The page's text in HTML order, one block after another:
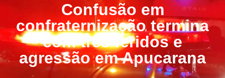
Confusão em
confraternização termina
com três feridos e
agressão em Apucarana